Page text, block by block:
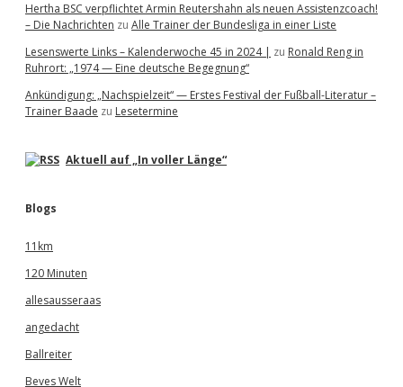
Hertha BSC verpflichtet Armin Reutershahn als neuen Assistenzcoach!
– Die Nachrichten zu Alle Trainer der Bundesliga in einer Liste
Lesenswerte Links – Kalenderwoche 45 in 2024 | zu Ronald Reng in
Ruhrort: „1974 — Eine deutsche Begegnung“
Ankündigung: „Nachspielzeit“ — Erstes Festival der Fußball-Literatur –
Trainer Baade zu Lesetermine
Aktuell auf „In voller Länge“
Blogs
11km
120 Minuten
allesausseraas
angedacht
Ballreiter
Beves Welt